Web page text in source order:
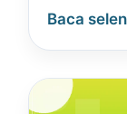
Baca